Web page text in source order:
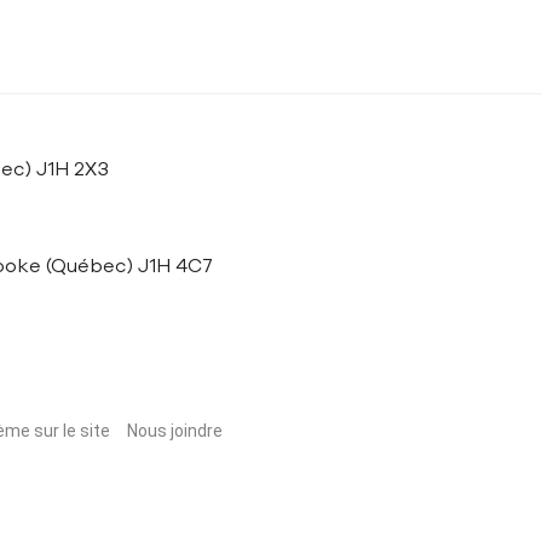
J1H 2X3
(Québec) J1H 4C7
sur le site Nous joindre